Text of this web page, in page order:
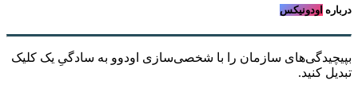
درباره اودونیکس
بپیچیدگی‌های سازمان را با شخصی‌سازی اودوو به سادگیِ یک کلیک
تبدیل کنید.